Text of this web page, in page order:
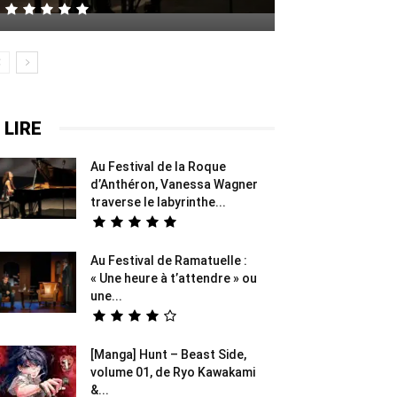
Au Festival de la Roque
d’Anthéron, Vanessa Wagner
traverse le labyrinthe...
Au Festival de Ramatuelle :
« Une heure à t’attendre » ou
une...
[Manga] Hunt – Beast Side,
volume 01, de Ryo Kawakami
&...